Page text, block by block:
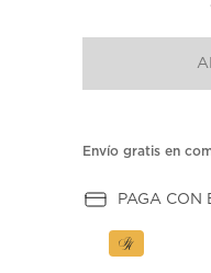
Envío gratis en
PAGA CON